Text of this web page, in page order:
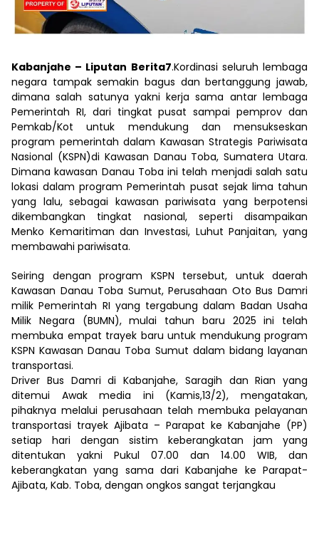
Kabanjahe – Liputan Berita7.Kordinasi seluruh lembaga
negara tampak semakin bagus dan bertanggung jawab,
dimana salah satunya yakni kerja sama antar lembaga
Pemerintah RI, dari tingkat pusat sampai pemprov dan
Pemkab/Kot untuk mendukung dan mensukseskan
program pemerintah dalam Kawasan Strategis Pariwisata
Nasional (KSPN)di Kawasan Danau Toba, Sumatera Utara.
Dimana kawasan Danau Toba ini telah menjadi salah satu
lokasi dalam program Pemerintah pusat sejak lima tahun
yang lalu, sebagai kawasan pariwisata yang berpotensi
dikembangkan tingkat nasional, seperti disampaikan
Menko Kemaritiman dan Investasi, Luhut Panjaitan, yang
membawahi pariwisata.
Seiring dengan program KSPN tersebut, untuk daerah
Kawasan Danau Toba Sumut, Perusahaan Oto Bus Damri
milik Pemerintah RI yang tergabung dalam Badan Usaha
Milik Negara (BUMN), mulai tahun baru 2025 ini telah
membuka empat trayek baru untuk mendukung program
KSPN Kawasan Danau Toba Sumut dalam bidang layanan
transportasi.
Driver Bus Damri di Kabanjahe, Saragih dan Rian yang
ditemui Awak media ini (Kamis,13/2), mengatakan,
pihaknya melalui perusahaan telah membuka pelayanan
transportasi trayek Ajibata – Parapat ke Kabanjahe (PP)
setiap hari dengan sistim keberangkatan jam yang
ditentukan yakni Pukul 07.00 dan 14.00 WIB, dan
keberangkatan yang sama dari Kabanjahe ke Parapat-
Ajibata, Kab. Toba, dengan ongkos sangat terjangkau